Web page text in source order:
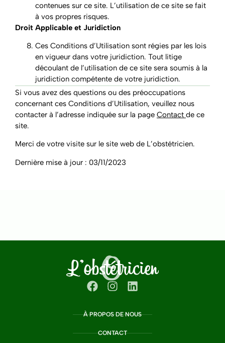
contenues sur ce site. L’utilisation de ce site se fait
à vos propres risques.
Droit Applicable et Juridiction
Ces Conditions d’Utilisation sont régies par les lois
en vigueur dans votre juridiction. Tout litige
découlant de l’utilisation de ce site sera soumis à la
juridiction compétente de votre juridiction.
Si vous avez des questions ou des préoccupations
concernant ces Conditions d’Utilisation, veuillez nous
contacter à l’adresse indiquée sur la page Contact de ce
site.
Merci de votre visite sur le site web de L’obstétricien.
Dernière mise à jour : 03/11/2023
À PROPOS DE NOUS
CONTACT